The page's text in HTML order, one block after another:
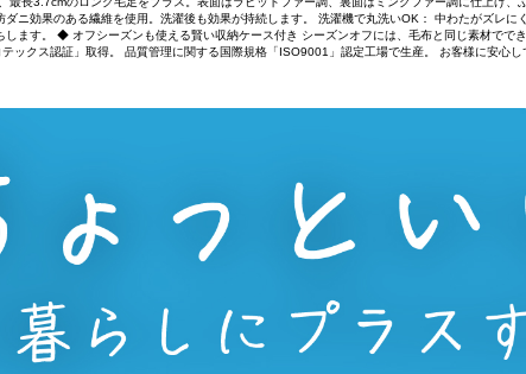
効果のある繊維を使用。洗濯後も効果が持続します。 洗濯機で丸洗いOK： 中わたがズレ
ます。 ◆ オフシーズンも使える賢い収納ケース付き シーズンオフには、毛布と同じ素材で
クス認証」取得。 品質管理に関する国際規格「ISO9001」認定工場で生産。 お客様に安心し